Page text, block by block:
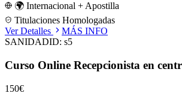
🌍 Internacional + Apostilla
Titulaciones Homologadas
Ver Detalles
MÁS INFO
SANIDADID: s5
Curso Online Recepcionista en
150€